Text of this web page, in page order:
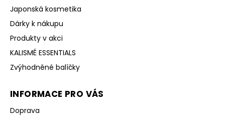
Japonská kosmetika
Dárky k nákupu
Produkty v akci
KALISMÉ ESSENTIALS
Zvýhodněné balíčky
INFORMACE PRO VÁS
Doprava